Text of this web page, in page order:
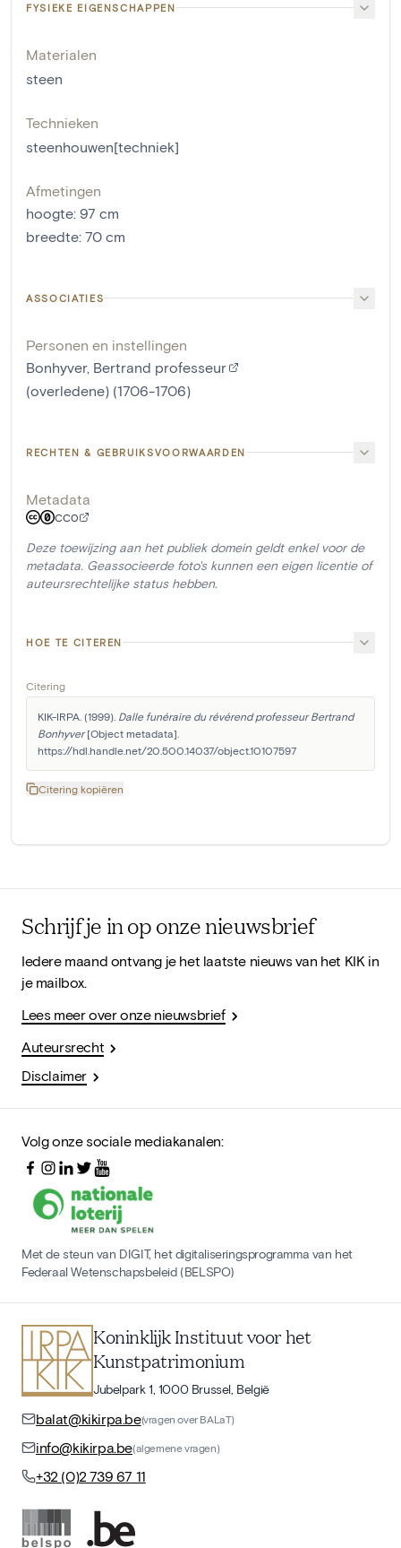
FYSIEKE EIGENSCHAPPEN
Materialen
steen
Technieken
steenhouwen[techniek]
Afmetingen
hoogte: 97 cm
breedte: 70 cm
ASSOCIATIES
Personen en instellingen
Bonhyver, Bertrand professeur
(overledene) (1706-1706)
RECHTEN & GEBRUIKSVOORWAARDEN
Metadata
CC0
Deze toewijzing aan het publiek domein geldt enkel voor de
metadata. Geassocieerde foto's kunnen een eigen licentie of
auteursrechtelijke status hebben.
HOE TE CITEREN
Citering
KIK-IRPA. (1999). Dalle funéraire du révérend professeur Bertrand
Bonhyver [Object metadata].
https://hdl.handle.net/20.500.14037/object.10107597
Citering kopiëren
Schrijf je in op onze nieuwsbrief
Iedere maand ontvang je het laatste nieuws van het KIK in
je mailbox.
Lees meer over onze nieuwsbrief
Auteursrecht
Disclaimer
Volg onze sociale mediakanalen:
Met de steun van DIGIT, het digitaliseringsprogramma van het
Federaal Wetenschapsbeleid (BELSPO)
Koninklijk Instituut voor het
Kunstpatrimonium
Jubelpark 1, 1000 Brussel, België
balat@kikirpa.be(vragen over BALaT)
info@kikirpa.be(algemene vragen)
+32 (0)2 739 67 11